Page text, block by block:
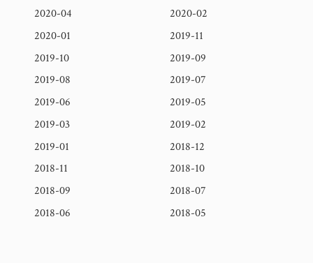
2020-04
2020-02
2020-01
2019-11
2019-10
2019-09
2019-08
2019-07
2019-06
2019-05
2019-03
2019-02
2019-01
2018-12
2018-11
2018-10
2018-09
2018-07
2018-06
2018-05